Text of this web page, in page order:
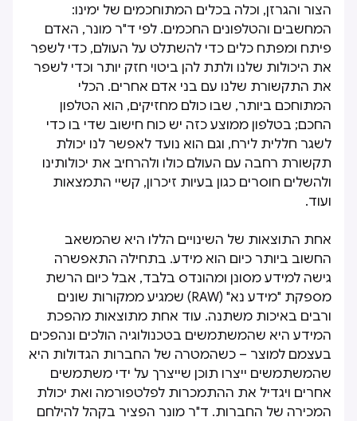
הצור והגרזן, וכלה בכלים המתוחכמים של ימינו:
המחשבים והטלפונים החכמים. לפי ד"ר מונר, האדם
פיתח ומפתח כלים כדי להשתלט על העולם, כדי לשפר
את היכולות שלנו ולתת להן ביטוי חזק יותר וכדי לשפר
את התקשורת שלנו עם בני אדם אחרים. הכלי
המתוחכם ביותר, שבו כולם מחזיקים, הוא הטלפון
החכם; בטלפון ממוצע כזה יש כוח חישוב שדי בו כדי
לשגר חללית לירח, וגם הוא נועד לאפשר לנו יכולת
תקשורת רחבה עם העולם כולו ולהרחיב את יכולותינו
ולהשלים חוסרים כגון בעיות זיכרון, קשיי התמצאות
ועוד.
אחת התוצאות של השינויים הללו היא שהמשאב
החשוב ביותר כיום הוא מידע. בתחילה התאפשרה
גישה למידע מסונן ומהונדס בלבד, אבל כיום הרשת
מספקת "מידע נא" (RAW) שמגיע ממקורות שונים
ורבים באיכות משתנה. עוד אחת מתוצאות מהפכת
המידע היא שהמשתמשים בטכנולוגיה הולכים ונהפכים
בעצמם למוצר – כשהמטרה של החברות הגדולות היא
שהמשתמשים ייצרו תוכן שייצרך על ידי משתמשים
אחרים ויגדיל את ההתמכרות לפלטפורמה ואת יכולת
המכירה של החברות. ד"ר מונר הפציר בקהל להילחם